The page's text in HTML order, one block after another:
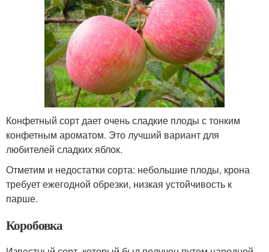
Конфетный сорт дает очень сладкие плоды с тонким
конфетным ароматом. Это лучший вариант для
любителей сладких яблок.
Отметим и недостатки сорта: небольшие плоды, крона
требует ежегодной обрезки, низкая устойчивость к
парше.
Коробовка